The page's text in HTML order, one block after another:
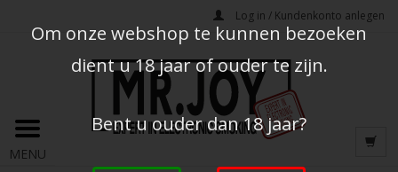
Log in / Kundenkonto anlegen
MENU
Om onze webshop te kunnen bezoeken
dient u 18 jaar of ouder te zijn.
Bent u ouder dan 18 jaar?